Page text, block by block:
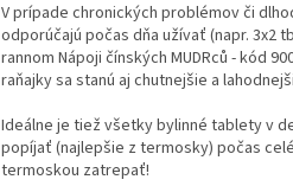
V prípade chronických problémov či
odporúčajú počas dňa užívať (napr. 3x2
rannom Nápoji čínských MUDRců - kód
raňajky sa stanú aj chutnejšie a
Ideálne je tiež všetky bylinné tablety v
popíjať (najlepšie z termosky) počas
termoskou zatrepať!